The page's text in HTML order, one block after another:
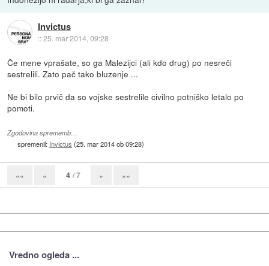
Invictus
::25. mar 2014, 09:28
Če mene vprašate, so ga Malezijci (ali kdo drug) po nesreči
sestrelili. Zato pač tako bluzenje ...
Ne bi bilo prvič da so vojske sestrelile civilno potniško letalo po
pomoti.
Zgodovina sprememb…
spremenil: Invictus (25. mar 2014 ob 09:28)
«« « 4 / 7 » »»
Vredno ogleda ...